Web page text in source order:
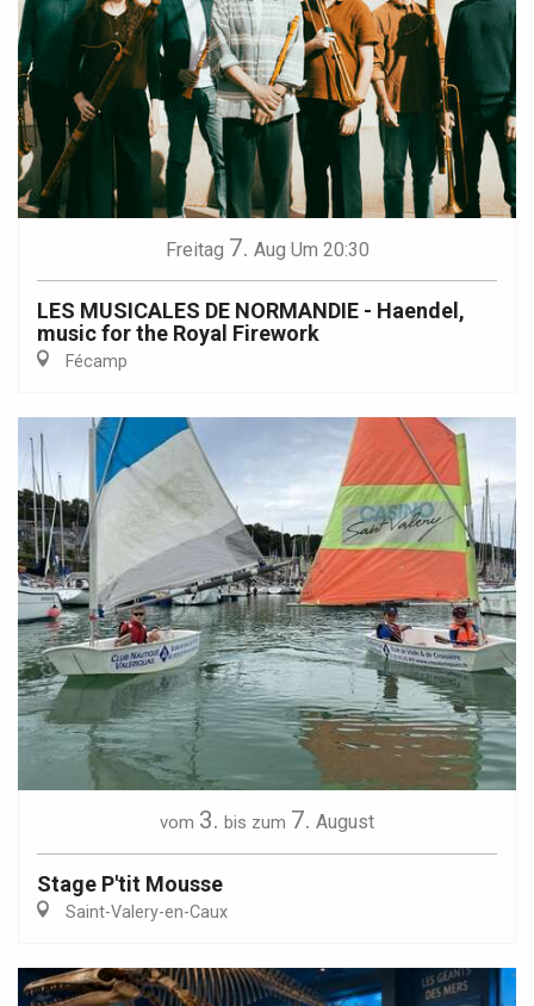
Freitag 7. Aug Um 20:30
LES MUSICALES DE NORMANDIE - Haendel,
music for the Royal Firework
Fécamp
vom 3. bis zum 7. August
Stage P'tit Mousse
Saint-Valery-en-Caux